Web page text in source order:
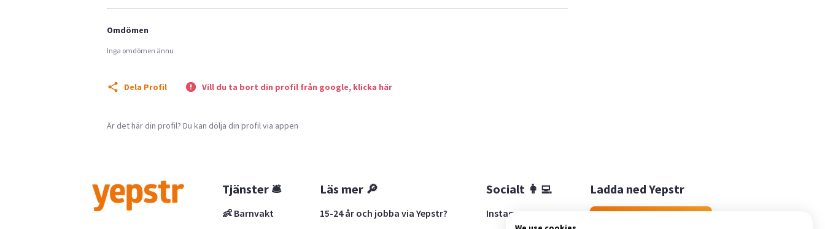
Omdömen
Inga omdömen ännu
Dela Profil Vill du ta bort din profil från google, klicka här
Är det här din profil? Du kan dölja din profil via appen
Tjänster 🛎
👶 Barnvakt
Läs mer 🔎
15-24 år och jobba via Yepstr?
Socialt 👩‍💻
Instagram
Ladda ned Yepstr